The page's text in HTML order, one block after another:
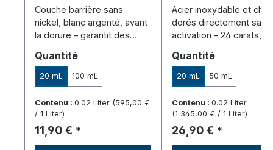
Couche barrière sans
nickel, blanc argenté, avant
la dorure – garantit des
Sélectionnez
Quantité
20 mL 100 mL
Contenu : 0.02 Liter (595,00 €
/ 1 Liter)
Prix régulier :
11,90 € *
Acier inoxydable et
dorés directement sans
activation – 24 carats,
cuve et par électrolyse.
Sélectionnez
Quantité
20 mL 50 mL
Contenu :0.02 Liter
(1 345,00 € / 1 Liter)
Prix régulier :
26,90 € *